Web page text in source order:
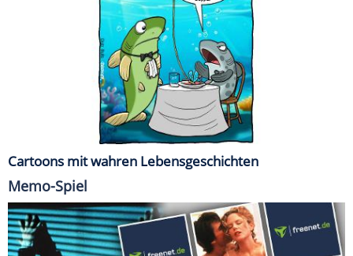
Cartoons mit wahren Lebensgeschichten
Memo-Spiel